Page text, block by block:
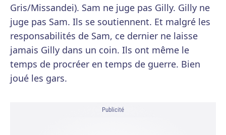
Gris/Missandei). Sam ne juge pas Gilly. Gilly ne
juge pas Sam. Ils se soutiennent. Et malgré les
responsabilités de Sam, ce dernier ne laisse
jamais Gilly dans un coin. Ils ont même le
temps de procréer en temps de guerre. Bien
joué les gars.
Publicité